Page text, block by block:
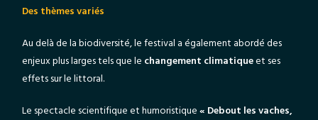
Des thèmes variés
Au delà de la biodiversité, le festival a également abordé des
enjeux plus larges tels que le changement climatiqueet ses
effets sur le littoral.
Le spectacle scientifique et humoristique« Debout les vaches,